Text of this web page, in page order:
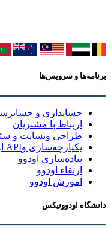
برنامه‌ها و سرویس‌ها
حسابداری و
ارتباط با مشتریان
طراحی وبسایت و
یکپارچه‌سازی وAPI اودوو
پیاده‌سازی اودوو
ارتقاء اودوو
آموزش اودوو
دانشگاه اودوونیکس